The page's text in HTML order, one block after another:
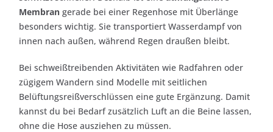
Membran gerade bei einer Regenhose mit Überlänge
besonders wichtig. Sie transportiert Wasserdampf von
innen nach außen, während Regen draußen bleibt.
Bei schweißtreibenden Aktivitäten wie Radfahren oder
zügigem Wandern sind Modelle mit seitlichen
Belüftungsreißverschlüssen eine gute Ergänzung. Damit
kannst du bei Bedarf zusätzlich Luft an die Beine lassen,
ohne die Hose ausziehen zu müssen.